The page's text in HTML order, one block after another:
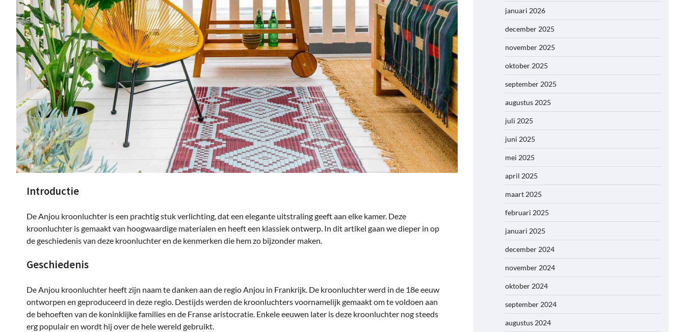
Introductie
De Anjou kroonluchter is een prachtig stuk verlichting, dat een elegante uitstraling geeft aan elke kamer. Deze
kroonluchter is gemaakt van hoogwaardige materialen en heeft een klassiek ontwerp. In dit artikel gaan we dieper in op
de geschiedenis van deze kroonluchter en de kenmerken die hem zo bijzonder maken.
Geschiedenis
De Anjou kroonluchter heeft zijn naam te danken aan de regio Anjou in Frankrijk. De kroonluchter werd in de 18e eeuw
ontworpen en geproduceerd in deze regio. Destijds werden de kroonluchters voornamelijk gemaakt om te voldoen aan
de behoeften van de koninklijke families en de Franse aristocratie. Enkele eeuwen later is deze kroonluchter nog steeds
erg populair en wordt hij over de hele wereld gebruikt.
januari 2026
december 2025
november 2025
oktober 2025
september 2025
augustus 2025
juli 2025
juni 2025
mei 2025
april 2025
maart 2025
februari 2025
januari 2025
december 2024
november 2024
oktober 2024
september 2024
augustus 2024